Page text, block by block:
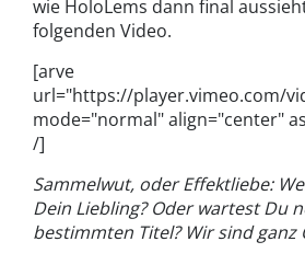
wie HoloLems dann final
folgenden Video.
[arve
url="https://player.vimeo.com/
mode="normal" align="center"
/]
Sammelwut, oder Effektliebe:
Dein Liebling? Oder wartest Du
bestimmten Titel? Wir sind ganz